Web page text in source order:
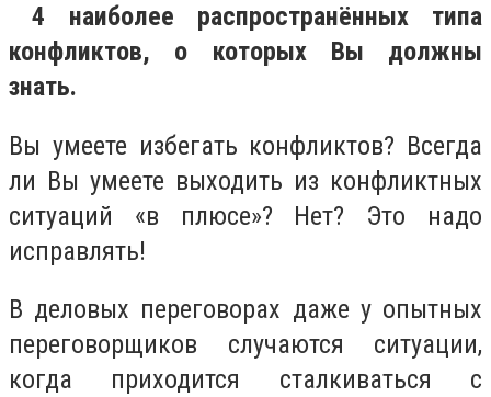
4 наиболее распространённых типа
конфликтов, о которых Вы должны
знать.
Вы умеете избегать конфликтов? Всегда
ли Вы умеете выходить из конфликтных
ситуаций «в плюсе»? Нет? Это надо
исправлять!
В деловых переговорах даже у опытных
переговорщиков случаются ситуации,
когда приходится сталкиваться с